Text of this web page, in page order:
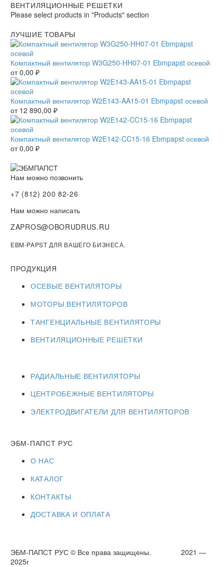
ВЕНТИЛЯЦИОННЫЕ РЕШЕТКИ
Please select products in "Products" section
ЛУЧШИЕ ТОВАРЫ
Компактный вентилятор W3G250-HH07-01 Ebmpapst осевой
от0,00 ₽
Компактный вентилятор W2E143-AA15-01 Ebmpapst осевой
от 12 890,00 ₽
Компактный вентилятор W2E142-CC15-16 Ebmpapst осевой
от0,00 ₽
Нам можно позвонить
+7 (812) 200 82-26
Нам можно написать
ZAPROS@OBORUDRUS.RU
EBM-PAPST ДЛЯ ВАШЕГО БИЗНЕСА.
ПРОДУКЦИЯ
ОСЕВЫЕ ВЕНТИЛЯТОРЫ
МОТОРЫ ВЕНТИЛЯТОРОВ
ТАНГЕНЦИАЛЬНЫЕ ВЕНТИЛЯТОРЫ
ВЕНТИЛЯЦИОННЫЕ РЕШЕТКИ
РАДИАЛЬНЫЕ ВЕНТИЛЯТОРЫ
ЦЕНТРОБЕЖНЫЕ ВЕНТИЛЯТОРЫ
ЭЛЕКТРОДВИГАТЕЛИ ДЛЯ ВЕНТИЛЯТОРОВ
ЭБМ-ПАПСТ РУС
О НАС
КАТАЛОГ
КОНТАКТЫ
ДОСТАВКА И ОПЛАТА
ЭБМ-ПАПСТ РУС © Все права защищены. 2021 —
2025г